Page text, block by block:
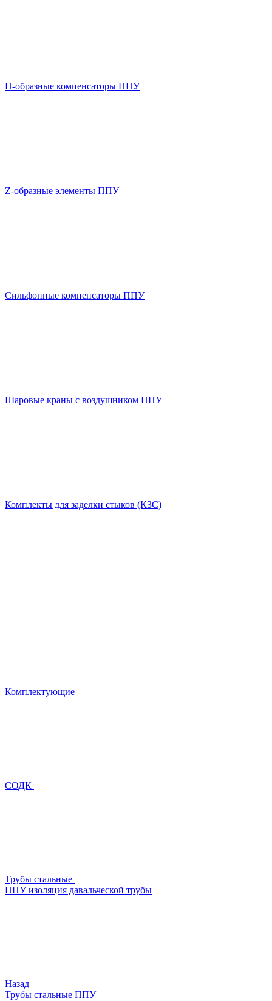
П-образные компенсаторы ППУ
Z-образные элементы ППУ
Сильфонные компенсаторы ППУ
Шаровые краны с воздушником ППУ
Комплекты для заделки стыков (КЗС)
Комплектующие
СОДК
Трубы стальные
ППУ изоляция давальческой трубы
Назад
Трубы стальные ППУ